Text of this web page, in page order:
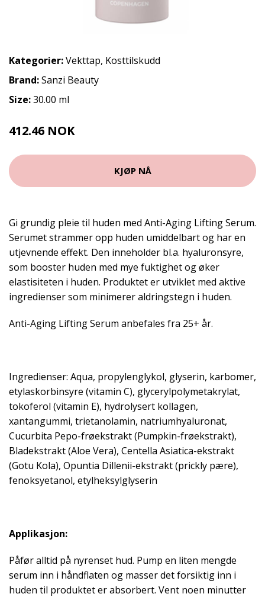
Kategorier:Vekttap, Kosttilskudd
Brand:Sanzi Beauty
Size:30.00 ml
412.46 NOK
KJØP NÅ
Gi grundig pleie til huden med Anti-Aging Lifting Serum.
Serumet strammer opp huden umiddelbart og har en
utjevnende effekt. Den inneholder bl.a. hyaluronsyre,
som booster huden med mye fuktighet og øker
elastisiteten i huden. Produktet er utviklet med aktive
ingredienser som minimerer aldringstegn i huden.
Anti-Aging Lifting Serum anbefales fra 25+ år.
Ingredienser: Aqua, propylenglykol, glyserin, karbomer,
etylaskorbinsyre (vitamin C), glycerylpolymetakrylat,
tokoferol (vitamin E), hydrolysert kollagen,
xantangummi, trietanolamin, natriumhyaluronat,
Cucurbita Pepo-frøekstrakt (Pumpkin-frøekstrakt),
Bladekstrakt (Aloe Vera), Centella Asiatica-ekstrakt
(Gotu Kola), Opuntia Dillenii-ekstrakt (prickly pære),
fenoksyetanol, etylheksylglyserin
Applikasjon:
Påfør alltid på nyrenset hud. Pump en liten mengde
serum inn i håndflaten og masser det forsiktig inn i
huden til produktet er absorbert. Vent noen minutter